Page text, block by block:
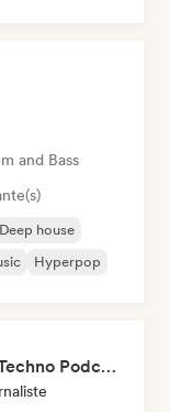
and Bass
Deep house
Hyperpop
True Underground | True Techno Podcast | ONE